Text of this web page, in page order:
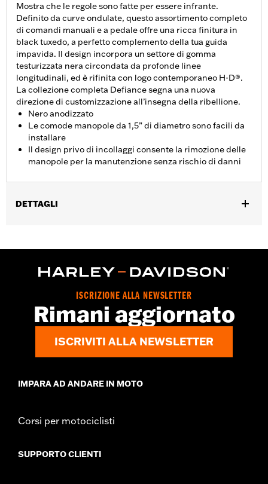
Mostra che le regole sono fatte per essere infrante.
Definito da curve ondulate, questo assortimento completo
di comandi manuali e a pedale offre una ricca finitura in
black tuxedo, a perfetto complemento della tua guida
impavida. Il design incorpora un settore di gomma
testurizzata nera circondata da profonde linee
longitudinali, ed è rifinita con logo contemporaneo H-D®.
La collezione completa Defiance segna una nuova
direzione di customizzazione all’insegna della ribellione.
Nero anodizzato
Le comode manopole da 1,5” di diametro sono facili da
installare
Il design privo di incollaggi consente la rimozione delle
manopole per la manutenzione senza rischio di danni
DETTAGLI
Istruzioni di installazione
UDM diametro materiale:
Pollici
Venduti singolarmente:Coppia
Contenuto della confezione:Manopola destra e sinistra
GARANZIA:1 year limited warranty – Go towww.h-
ISCRIZIONE ALLA NEWSLETTER
Rimani aggiornato
ISCRIVITI ALLA NEWSLETTER
IMPARA AD ANDARE IN MOTO
Corsi per motociclisti
SUPPORTO CLIENTI